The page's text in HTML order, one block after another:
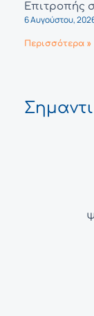
Επιτροπής
6 Αυγούστου,
Περισσότερα »